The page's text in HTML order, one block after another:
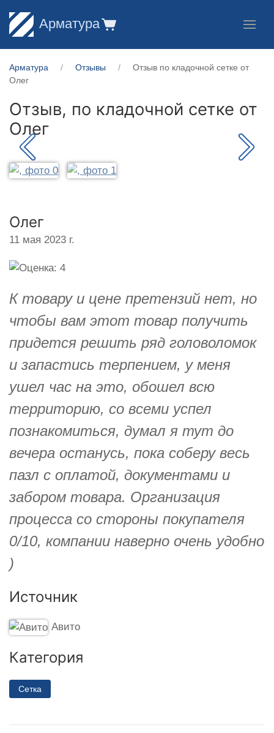
Арматура
Арматура Отзывы
Отзыв по кладочной сетке от
Олег
Отзыв, по кладочной сетке от
Олег
Олег
11 мая 2023 г.
К товару и цене претензий нет, но
чтобы вам этот товар получить
придется решить ряд головоломок
и запастись терпением, у меня
ушел час на это, обошел всю
территорию, со всеми успел
познакомиться, думал я тут до
вечера останусь, пока соберу весь
пазл с оплатой, документами и
забором товара. Организация
процесса со стороны покупателя
0/10, компании наверно очень удобно
)
Источник
Авито
Категория
Сетка